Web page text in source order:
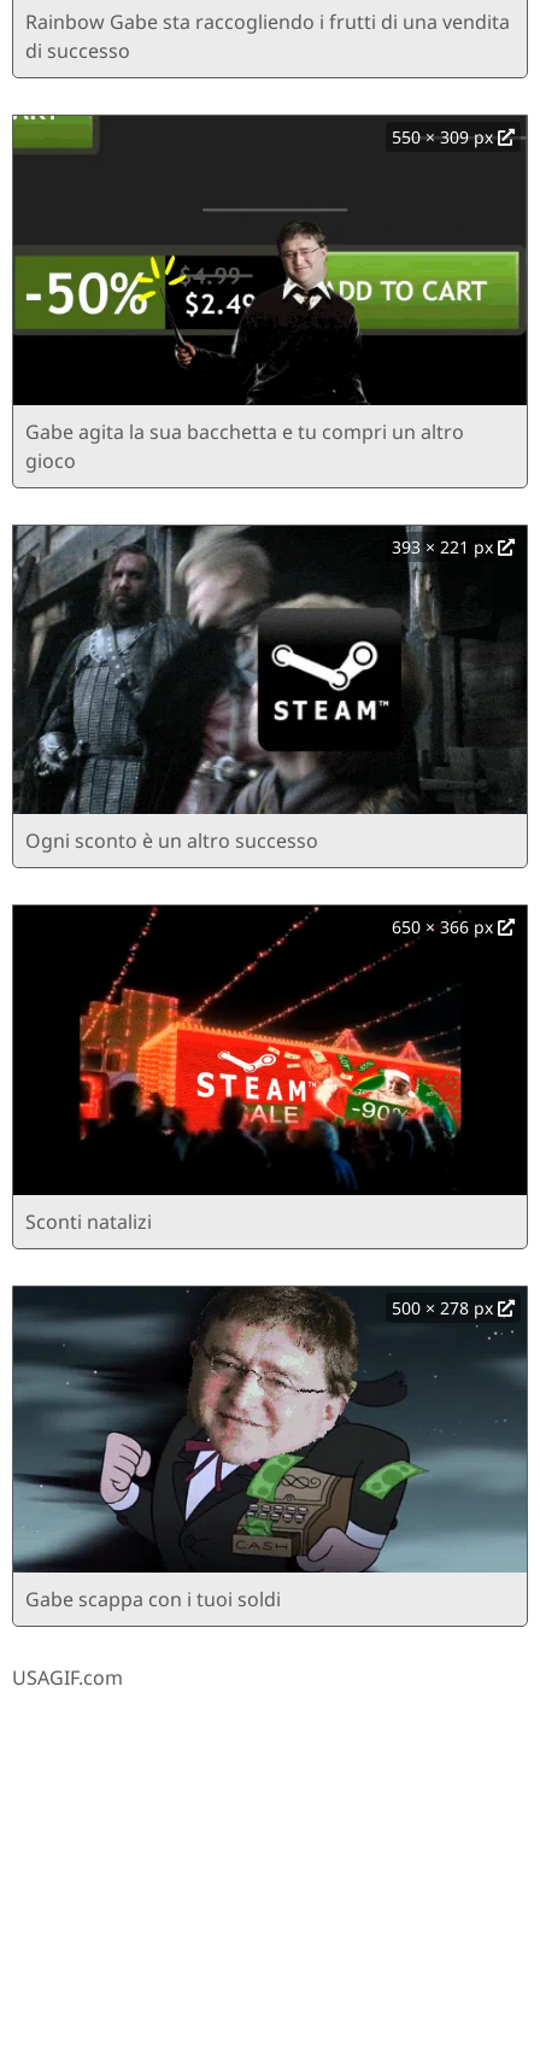
Rainbow Gabe sta raccogliendo i frutti di una vendita
di successo
550 × 309 px
Gabe agita la sua bacchetta e tu compri un altro
gioco
393 × 221 px
Ogni sconto è un altro successo
650 × 366 px
Sconti natalizi
500 × 278 px
Gabe scappa con i tuoi soldi
USAGIF.com